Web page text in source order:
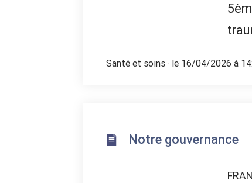
Santé et soins · le 16/04/2026 à
Notre gouvernance